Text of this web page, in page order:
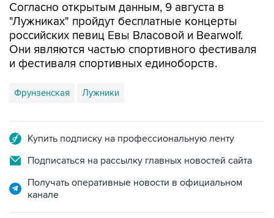
Согласно открытым данным, 9 августа в
"Лужниках" пройдут бесплатные концерты
российских певиц Евы Власовой и Bearwolf.
Они являются частью спортивного фестиваля
и фестиваля спортивных единоборств.
Фрунзенская Лужники
Купить подписку на профессиональную ленту
Подписаться на рассылку главных новостей сайта
Получать оперативные новости в официальном
канале